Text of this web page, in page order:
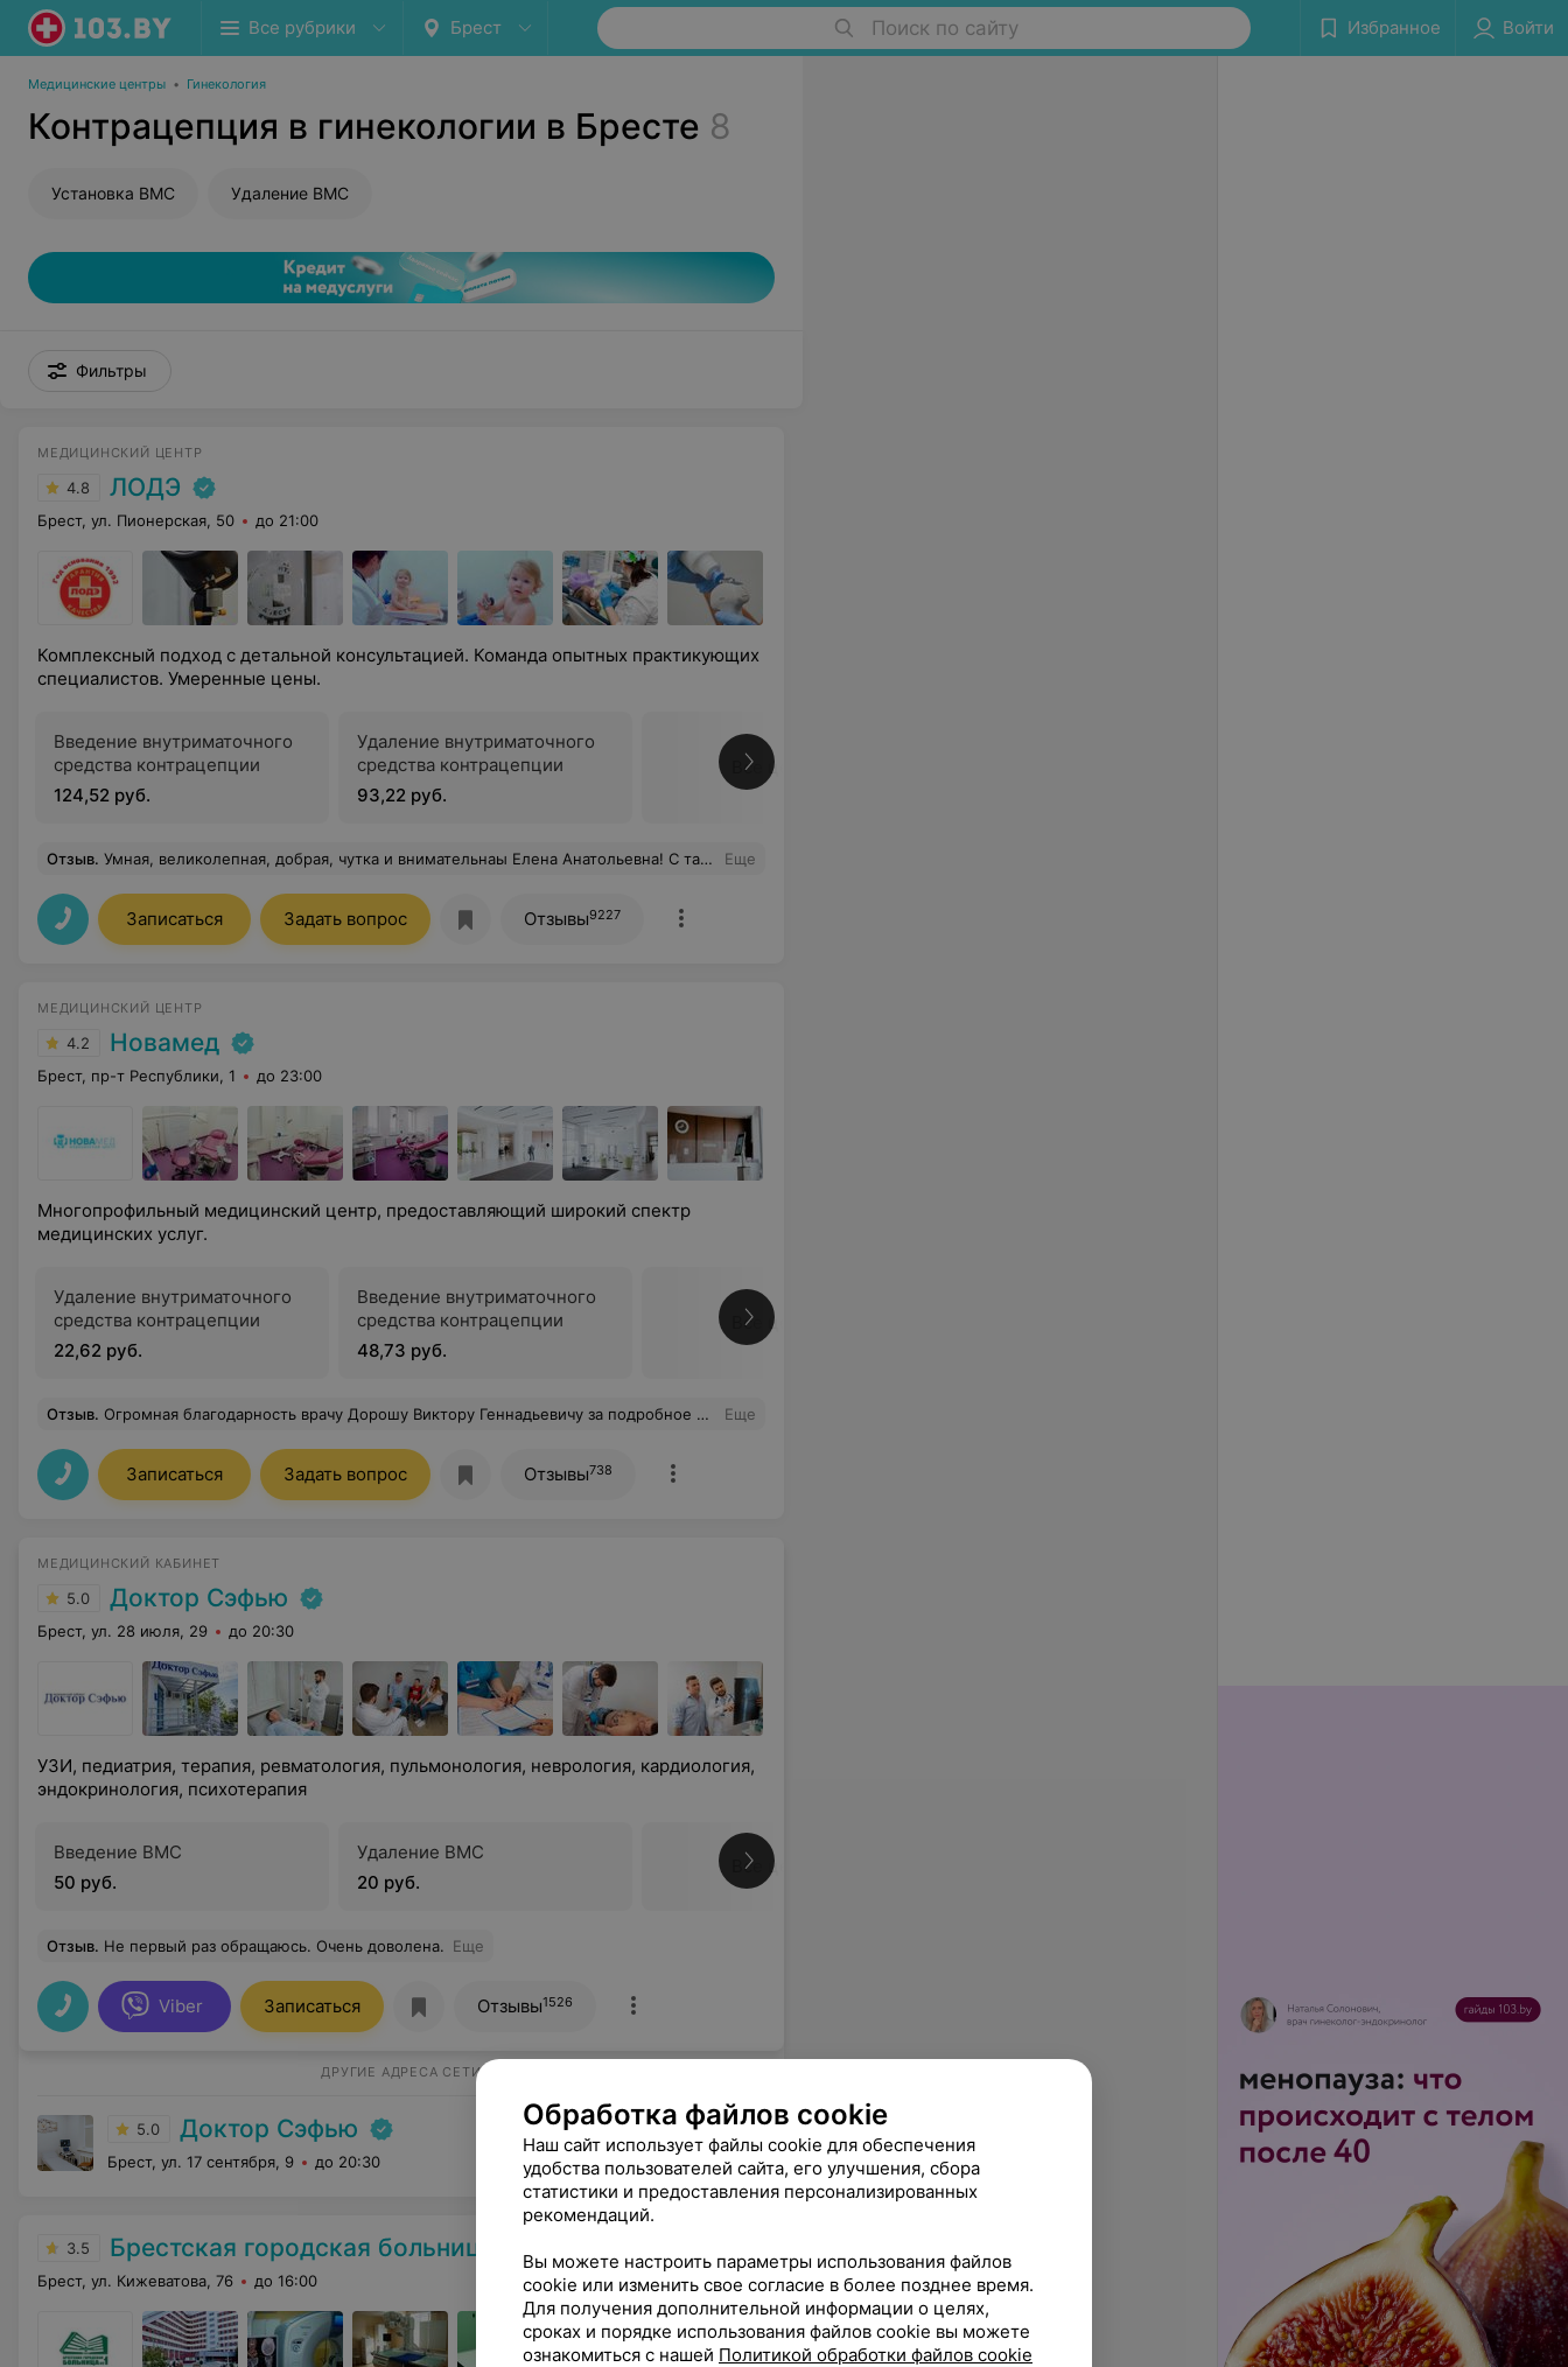
Все рубрики Брест Поиск по сайту Избранное Войти
Медицинские центры • Гинекология
Контрацепция в гинекологии в Бресте 8
Установка ВМС Удаление ВМС
Фильтры
МЕДИЦИНСКИЙ ЦЕНТР
4.8 ЛОДЭ
Брест, ул. Пионерская, 50 до 21:00
Комплексный подход с детальной консультацией. Команда опытных практикующих
специалистов. Умеренные цены.
Введение внутриматочного
средства контрацепции
124,52 руб.
Удаление внутриматочного
средства контрацепции
93,22 руб.
Все цены
Отзыв. Умная, великолепная, добрая, чутка и внимательнаы Елена Анатольевна! С таким профессионалом результат всегда положительный! Благодаря ей у нас появилась доченька! Планируем скоро вернуться ещё раз! Еще
Записаться Задать вопрос Отзывы9227
МЕДИЦИНСКИЙ ЦЕНТР
4.2 Новамед
Брест, пр-т Республики, 1 до 23:00
Многопрофильный медицинский центр, предоставляющий широкий спектр
медицинских услуг.
Удаление внутриматочного
средства контрацепции
22,62 руб.
Введение внутриматочного
средства контрацепции
48,73 руб.
Все цены
Отзыв. Огромная благодарность врачу Дорошу Виктору Геннадьевичу за подробное информирование хода операции и дальнейших инструкций, позитивный настрой и профессионализм. Еще
Записаться Задать вопрос Отзывы738
МЕДИЦИНСКИЙ КАБИНЕТ
5.0 Доктор Сэфью
Брест, ул. 28 июля, 29 до 20:30
УЗИ, педиатрия, терапия, ревматология, пульмонология, неврология, кардиология,
эндокринология, психотерапия
Введение ВМС
50 руб.
Удаление ВМС
20 руб.
Все цены
Отзыв. Не первый раз обращаюсь. Очень доволена. Еще
Viber Записаться Отзывы1526
ДРУГИЕ АДРЕСА СЕТИ
5.0 Доктор Сэфью
Брест, ул. 17 сентября, 9 до 20:30
3.5 Брестская городская больница № 1
Брест, ул. Кижеватова, 76 до 16:00
Обработка файлов cookie
Наш сайт использует файлы cookie для обеспечения
удобства пользователей сайта, его улучшения, сбора
статистики и предоставления персонализированных
рекомендаций.
Вы можете настроить параметры использования файлов
cookie или изменить свое согласие в более позднее время.
Для получения дополнительной информации о целях,
сроках и порядке использования файлов cookie вы можете
ознакомиться с нашей Политикой обработки файлов cookie